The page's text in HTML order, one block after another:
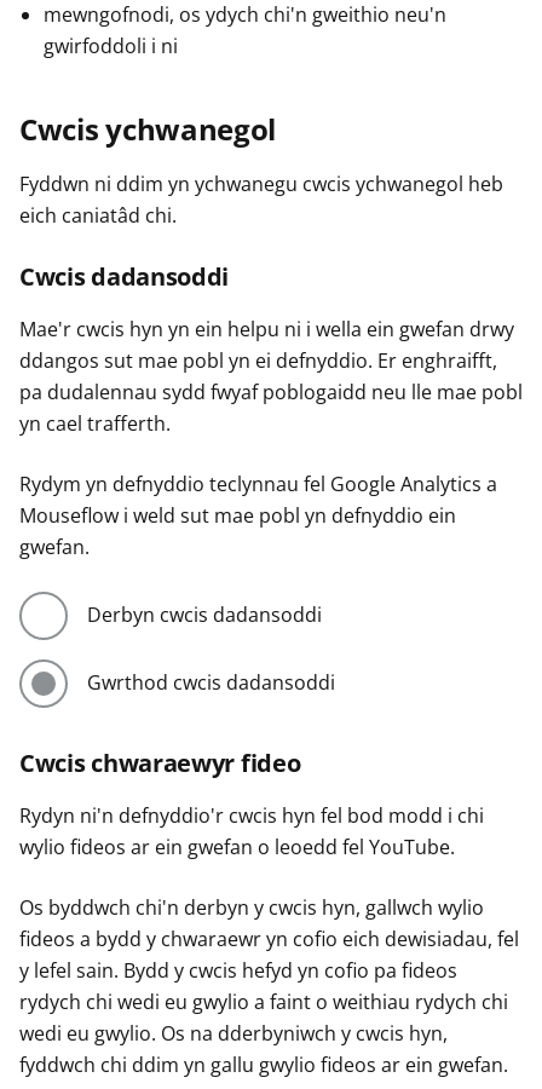
mewngofnodi, os ydych chi'n gweithio neu'n
gwirfoddoli i ni
Cwcis ychwanegol
Fyddwn ni ddim yn ychwanegu cwcis ychwanegol heb
eich caniatâd chi.
Cwcis dadansoddi
Mae'r cwcis hyn yn ein helpu ni i wella ein gwefan drwy
ddangos sut mae pobl yn ei defnyddio. Er enghraifft,
pa dudalennau sydd fwyaf poblogaidd neu lle mae pobl
yn cael trafferth.
Rydym yn defnyddio teclynnau fel Google Analytics a
Mouseflow i weld sut mae pobl yn defnyddio ein
gwefan.
Derbyn cwcis dadansoddi
Gwrthod cwcis dadansoddi
Cwcis chwaraewyr fideo
Rydyn ni'n defnyddio'r cwcis hyn fel bod modd i chi
wylio fideos ar ein gwefan o leoedd fel YouTube.
Os byddwch chi'n derbyn y cwcis hyn, gallwch wylio
fideos a bydd y chwaraewr yn cofio eich dewisiadau, fel
y lefel sain. Bydd y cwcis hefyd yn cofio pa fideos
rydych chi wedi eu gwylio a faint o weithiau rydych chi
wedi eu gwylio. Os na dderbyniwch y cwcis hyn,
fyddwch chi ddim yn gallu gwylio fideos ar ein gwefan.